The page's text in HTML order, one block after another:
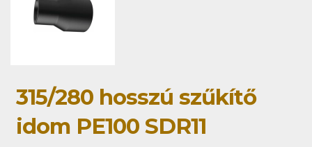
315/280 hosszú szűkítő
idom PE100 SDR11